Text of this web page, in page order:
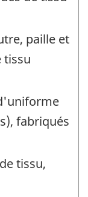
paille et
tissu
fabriqués
tissu,